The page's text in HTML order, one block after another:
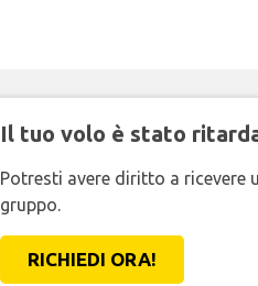
Il tuo volo è stato
Potresti avere diritto a ricevere
gruppo.
RICHIEDI ORA!